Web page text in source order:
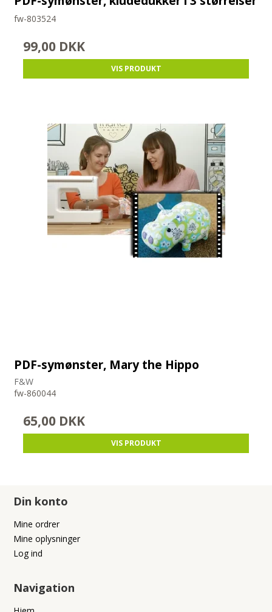
fw-803524
99,00 DKK
VIS PRODUKT
PDF-symønster, Mary the Hippo
F&W
fw-860044
65,00 DKK
VIS PRODUKT
Din konto
Mine ordrer
Mine oplysninger
Log ind
Navigation